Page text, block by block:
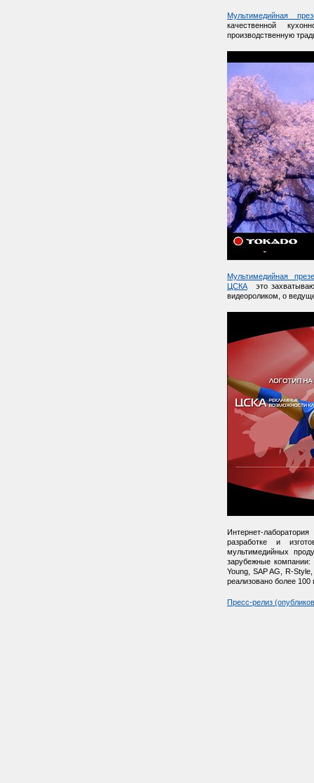
Мультимедийная
качественной
производственную
Мультимедийная
ЦСКА это
видеороликом, о
Интернет-
разработке и
мультимедийных
зарубежные
Young, SAP AG, R-
реализовано более 100
Пресс-релиз